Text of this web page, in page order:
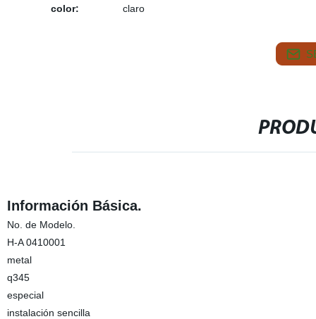
color:
claro
Información Básica.
No. de Modelo.
H-A 0410001
metal
q345
especial
instalación sencilla